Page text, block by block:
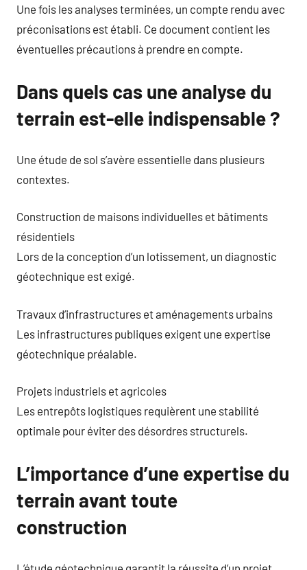
Une fois les analyses terminées, un compte rendu avec
préconisations est établi. Ce document contient les
éventuelles précautions à prendre en compte.
Dans quels cas une analyse du
terrain est-elle indispensable ?
Une étude de sol s’avère essentielle dans plusieurs
contextes.
Construction de maisons individuelles et bâtiments
résidentiels
Lors de la conception d’un lotissement, un diagnostic
géotechnique est exigé.
Travaux d’infrastructures et aménagements urbains
Les infrastructures publiques exigent une expertise
géotechnique préalable.
Projets industriels et agricoles
Les entrepôts logistiques requièrent une stabilité
optimale pour éviter des désordres structurels.
L’importance d’une expertise du
terrain avant toute
construction